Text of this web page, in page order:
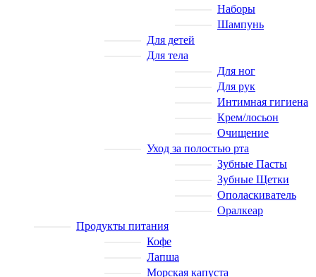
Наборы
Шампунь
Для детей
Для тела
Для ног
Для рук
Интимная гигиена
Крем/лосьон
Очищение
Уход за полостью рта
Зубные Пасты
Зубные Щетки
Ополаскиватель
Оралкеар
Продукты питания
Кофе
Лапша
Морская капуста